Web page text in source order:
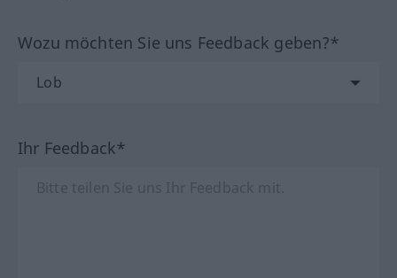
Wozu möchten Sie uns Feedback geben?*
Ihr Feedback*